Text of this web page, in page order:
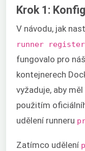
Krok 1:
V návodu, jak
runner register
fungovalo pro
kontejnerech
vyžaduje, aby
použitím
udělení runneru
Zatímco udělení